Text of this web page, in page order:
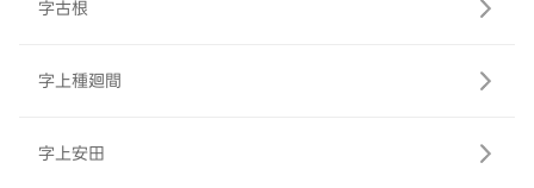
字古根
字上種廻間
字上安田